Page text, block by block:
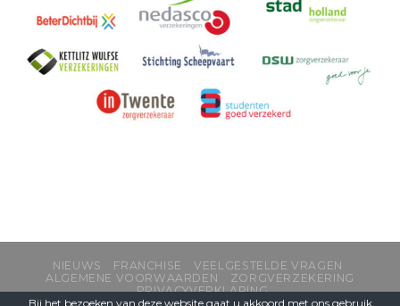
NIEUWS FRANCHISE
VEELGESTELDE VRAGEN
ALGEMENE VOORWAARDEN
ZORGVERZEKERING
PRIVACYVERKLARING
Bij het bezoeken van deze website gaat u akkoord met ons gebruik